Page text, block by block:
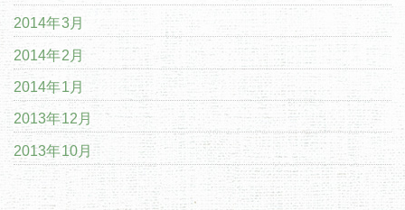
2014年3月
2014年2月
2014年1月
2013年12月
2013年10月